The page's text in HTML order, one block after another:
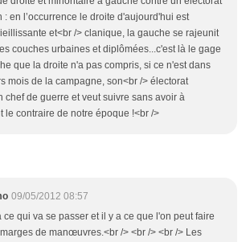
: en l’occurrence le droite d'aujourd'hui est
et<br /> clanique, la gauche se rajeunit
couches urbaines et diplômées...c'est là le gage
que la droite n'a pas compris, si ce n'est dans
mois de la campagne, son<br /> électorat
chef de guerre et veut suivre sans avoir à
le contraire de notre époque !<br />
09/05/2012 08:57
ce qui va se passer et il y a ce que l'on peut faire
de manœuvres.<br /> <br /> <br /> Les